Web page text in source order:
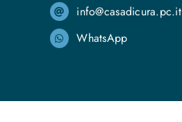
info@casadicura.pc.it
WhatsApp